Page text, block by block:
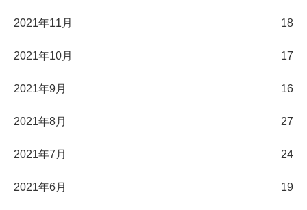
2021年11月 18
2021年10月 17
2021年9月 16
2021年8月 27
2021年7月 24
2021年6月 19